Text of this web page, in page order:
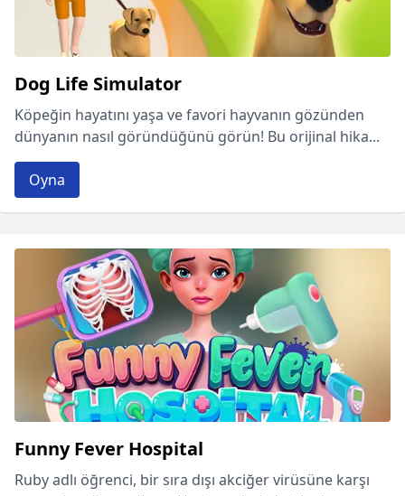
Dog Life Simulator
Köpeğin hayatını yaşa ve favori hayvanın gözünden
dünyanın nasıl göründüğünü görün! Bu orijinal hika...
Oyna
Funny Fever Hospital
Ruby adlı öğrenci, bir sıra dışı akciğer virüsüne karşı